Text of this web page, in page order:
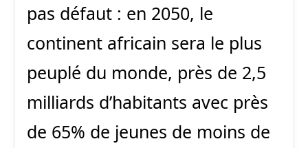
pas défaut : en 2050, le
continent africain sera le plus
peuplé du monde, près de 2,5
milliards d’habitants avec près
de 65% de jeunes de moins de